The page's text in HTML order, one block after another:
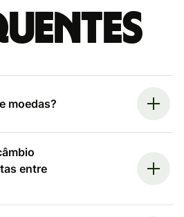
moedas?
entre